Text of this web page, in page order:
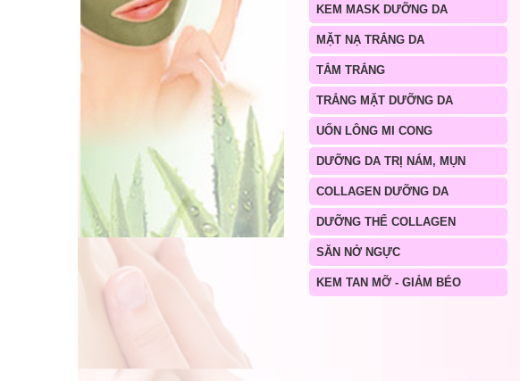
KEM MASK DƯỠNG DA
MẶT NẠ TRẮNG DA
TẮM TRẮNG
TRẮNG MẶT DƯỠNG DA
UỐN LÔNG MI CONG
DƯỠNG DA TRỊ NÁM, MỤN
COLLAGEN DƯỠNG DA
DƯỠNG THỂ COLLAGEN
SĂN NỞ NGỰC
KEM TAN MỠ - GIẢM BÉO